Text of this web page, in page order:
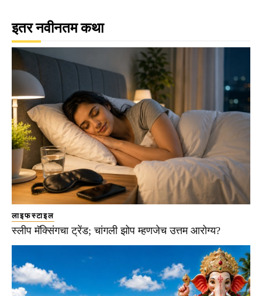
इतर नवीनतम कथा
लाइफस्टाइल
स्लीप मॅक्सिंगचा ट्रेंड; चांगली झोप म्हणजेच उत्तम आरोग्य?